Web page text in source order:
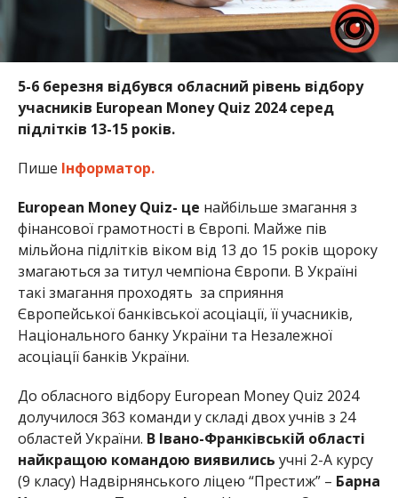
5-6 березня відбувся обласний рівень відбору
учасників European Money Quiz 2024 серед
підлітків 13-15 років.
Пише Інформатор.
European Money Quiz- це найбільше змагання з
фінансової грамотності в Європі. Майже пів
мільйона підлітків віком від 13 до 15 років щороку
змагаються за титул чемпіона Європи. В Україні
такі змагання проходять за сприяння
Європейської банківської асоціації, її учасників,
Національного банку України та Незалежної
асоціації банків України.
До обласного відбору European Money Quiz 2024
долучилося 363 команди у складі двох учнів з 24
областей України. В Івано-Франківській області
найкращою командою виявились учні 2-А курсу
(9 класу) Надвірнянського ліцею “Престиж” – Барна